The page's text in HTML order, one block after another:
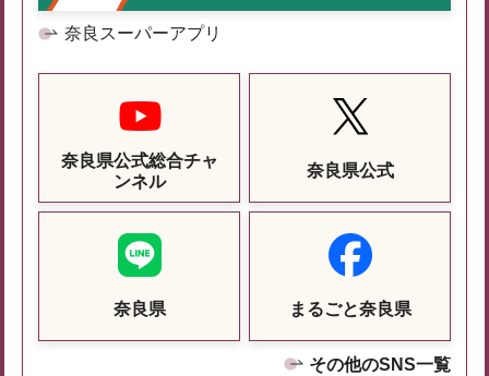
奈良スーパーアプリ
奈良県公式総合チャ
ンネル
奈良県公式
奈良県 まるごと奈良県
その他のSNS一覧